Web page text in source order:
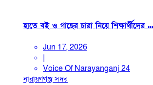
হাতে বই ও গাছের চারা নিয়ে শিক্ষার্থীদের ...
Jun 17, 2026
|
Voice Of Narayanganj 24
নারায়ণগঞ্জ সদর